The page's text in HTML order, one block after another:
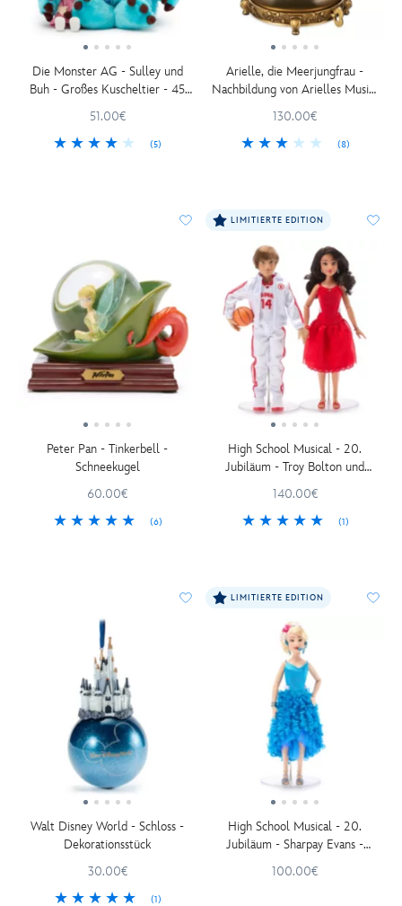
Die Monster AG - Sulley und
Buh - Großes Kuscheltier - 45
51.00€
(5)
Arielle, die Meerjungfrau -
Nachbildung von Arielles Musik-
130.00€
(8)
Peter Pan - Tinkerbell -
Schneekugel
60.00€
(6)
LIMITIERTE EDITION
High School Musical - 20.
Jubiläum - Troy Bolton und
Edition - Set mit Puppen zum
Sammeln - 28 cm
140.00€
(1)
Walt Disney World - Schloss -
Dekorationsstück
30.00€
(1)
LIMITIERTE EDITION
High School Musical - 20.
Jubiläum - Sharpay Evans -
cm
100.00€